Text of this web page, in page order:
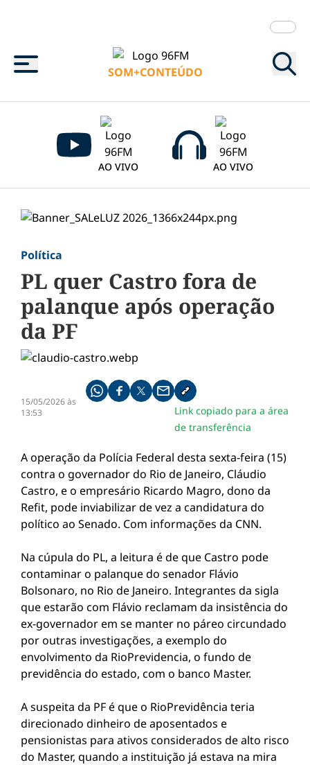
Menu
SOM+CONTEÚDO
AO VIVO AO VIVO
Política
PL quer Castro fora de
palanque após operação
da PF
15/05/2026 às
13:53
Compartilhe pelo whatsapp
Compartilhar no facebook
Compartilhar no twitter
Compartilhe pelo email
Copiar link da notícia
Link copiado para a área
de transferência
A operação da Polícia Federal desta sexta-feira (15)
contra o governador do Rio de Janeiro, Cláudio
Castro, e o empresário Ricardo Magro, dono da
Refit, pode inviabilizar de vez a candidatura do
político ao Senado. Com informações da CNN.
Na cúpula do PL, a leitura é de que Castro pode
contaminar o palanque do senador Flávio
Bolsonaro, no Rio de Janeiro. Integrantes da sigla
que estarão com Flávio reclamam da insistência do
ex-governador em se manter no páreo circundado
por outras investigações, a exemplo do
envolvimento da RioPrevidencia, o fundo de
previdência do estado, com o banco Master.
A suspeita da PF é que o RioPrevidência teria
direcionado dinheiro de aposentados e
pensionistas para ativos considerados de alto risco
do Master, quando a instituição já estava na mira